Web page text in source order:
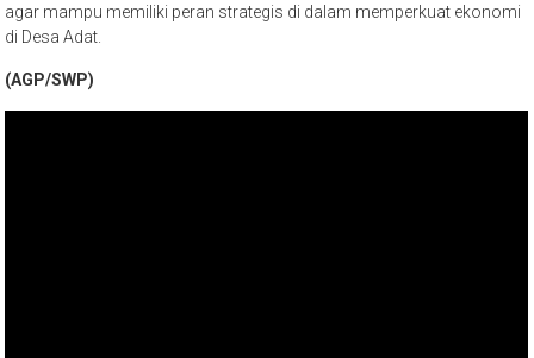
agar mampu memiliki peran strategis di dalam memperkuat ekonomi
di Desa Adat.
(AGP/SWP)